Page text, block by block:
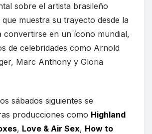
sobre el artista brasileño
muestra su trayecto desde la
convertirse en un ícono mundial,
de celebridades como Arnold
Marc Anthony y Gloria
sábados siguientes se
producciones como Highland
, Love & Air Sex, How to